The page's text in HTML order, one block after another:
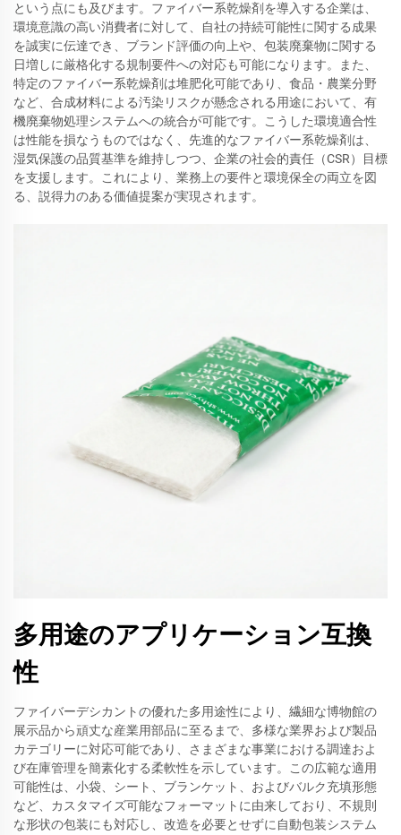
という点にも及びます。ファイバー系乾燥剤を導入する企業は、
環境意識の高い消費者に対して、自社の持続可能性に関する成果
を誠実に伝達でき、ブランド評価の向上や、包装廃棄物に関する
日増しに厳格化する規制要件への対応も可能になります。また、
特定のファイバー系乾燥剤は堆肥化可能であり、食品・農業分野
など、合成材料による汚染リスクが懸念される用途において、有
機廃棄物処理システムへの統合が可能です。こうした環境適合性
は性能を損なうものではなく、先進的なファイバー系乾燥剤は、
湿気保護の品質基準を維持しつつ、企業の社会的責任（CSR）目標
を支援します。これにより、業務上の要件と環境保全の両立を図
る、説得力のある価値提案が実現されます。
多用途のアプリケーション互換
性
ファイバーデシカントの優れた多用途性により、繊細な博物館の
展示品から頑丈な産業用部品に至るまで、多様な業界および製品
カテゴリーに対応可能であり、さまざまな事業における調達およ
び在庫管理を簡素化する柔軟性を示しています。この広範な適用
可能性は、小袋、シート、ブランケット、およびバルク充填形態
など、カスタマイズ可能なフォーマットに由来しており、不規則
な形状の包装にも対応し、改造を必要とせずに自動包装システム